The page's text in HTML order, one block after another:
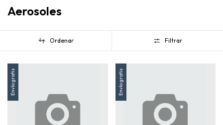
Aerosoles
Ordenar Filtrar
Envío gratis Envío gratis